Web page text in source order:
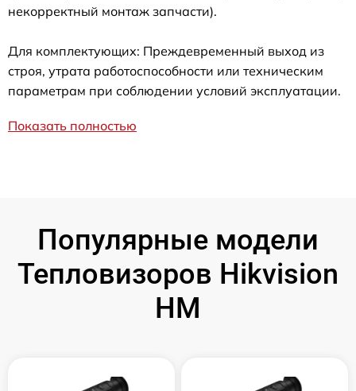
некорректный монтаж запчасти).
Для комплектующих: Преждевременный выход из
строя, утрата работоспособности или техническим
параметрам при соблюдении условий эксплуатации.
Показать полностью
Популярные модели
Тепловизоров Hikvision
HM